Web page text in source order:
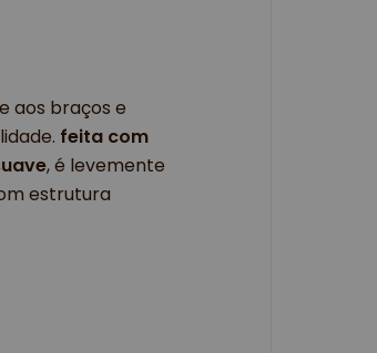
aos braços e
feita com
, é levemente
estrutura